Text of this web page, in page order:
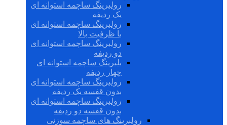
رولبرینگ ساچمه استوانه ای
یک ردیفه
رولبرینگ ساچمه استوانه ای
با ظرفیت بالا
رولبرینگ ساچمه استوانه ای
دو ردیفه
بلبرینگ ساچمه استوانه ای
چهار ردیفه
رولبرینگ ساچمه استوانه ای
بدون قفسه یک ردیفه
رولبرینگ ساچمه استوانه ای
بدون قفسه دو ردیفه
رولبرینگ های ساچمه سوزنی